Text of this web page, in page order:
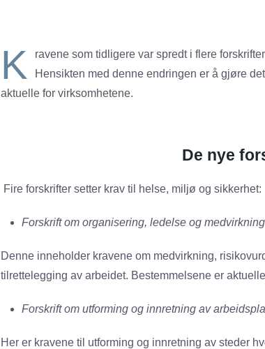
K
ravene som tidligere var spredt i flere
Hensikten med denne endringen er å gjøre
aktuelle for virksomhetene.
De nye
Fire forskrifter setter krav til helse, miljø og sikkerhet:
Forskrift om organisering, ledelse og medvirkning
Denne inneholder kravene om medvirkning,
tilrettelegging av arbeidet. Bestemmelsene er
Forskrift om utforming og innretning av
Her er kravene til utforming og innretning av steder